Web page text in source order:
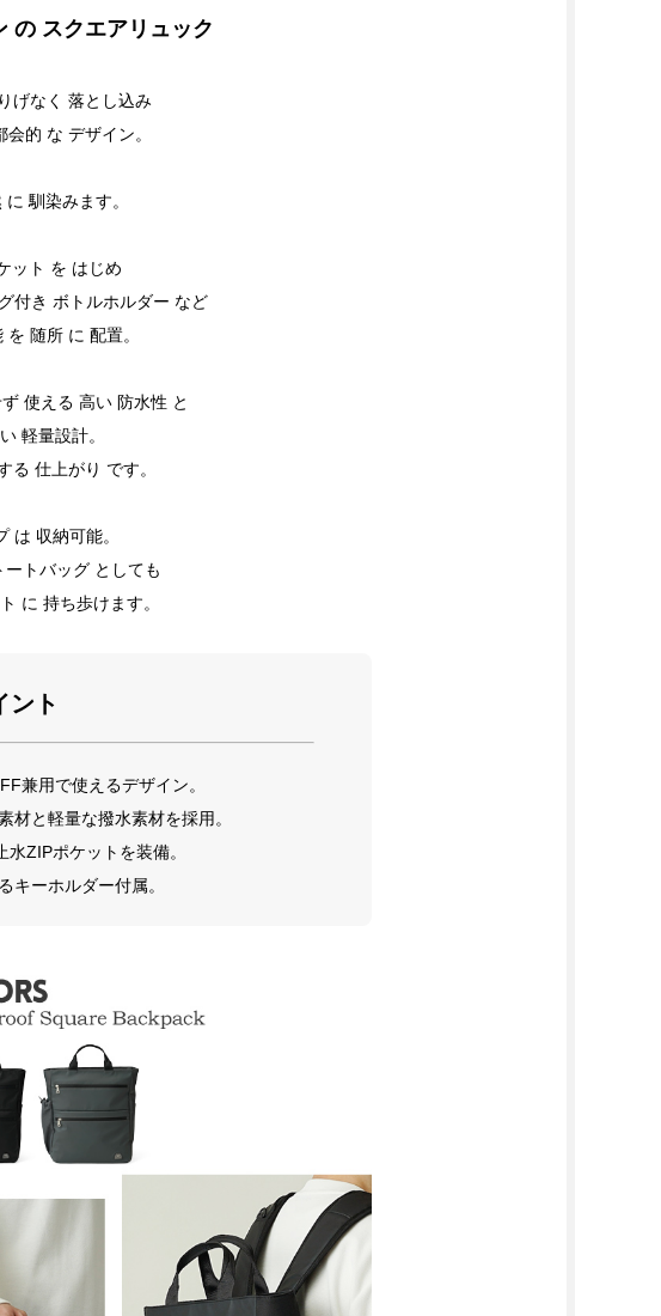
の スクエアリュック
げなく 落とし込み
的 な デザイン。
馴染みます。
ット を はじめ
付き ボトルホルダー など
随所 に 配置。
使える 高い 防水性 と
軽量設計。
る 仕上がり です。
は 収納可能。
トバッグ としても
に 持ち歩けます。
ント
兼用で使えるデザイン。
材と軽量な撥水素材を採用。
ZIPポケットを装備。
キーホルダー付属。